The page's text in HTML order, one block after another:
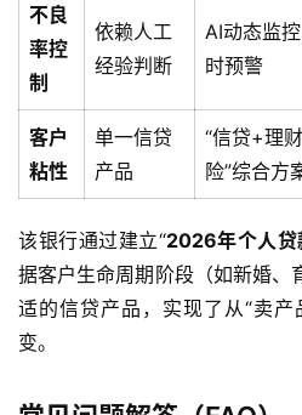
首
页
品
不良
率控
制
依赖人工
经验判断
AI动态监
时预警
客户
粘性
单一信贷
产品
“信贷+理
险”综合方
该银行通过建立“2026年个人贷
据客户生命周期阶段（如新婚、
适的信贷产品，实现了从“卖产
变。